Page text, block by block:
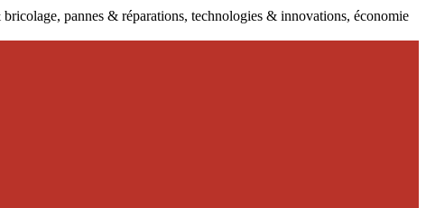
pannes & réparations, technologies & innovations, économie